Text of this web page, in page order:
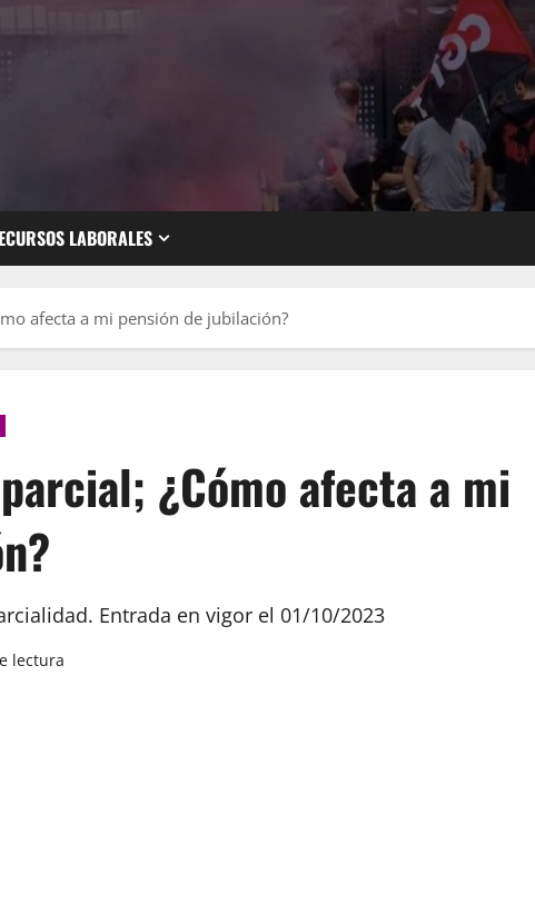
LABORALES
afecta a mi pensión de jubilación?
¿Cómo afecta a mi
Entrada en vigor el 01/10/2023
lectura